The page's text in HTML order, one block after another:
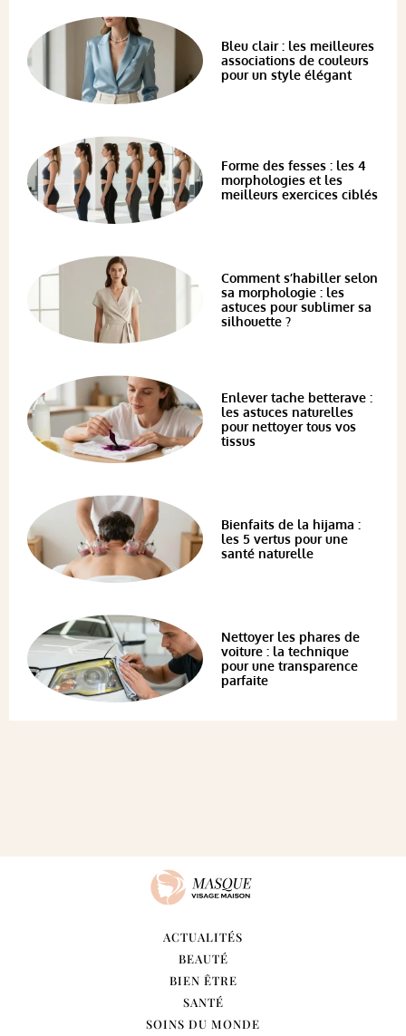
Bleu clair : les meilleures
associations de couleurs
pour un style élégant
Forme des fesses : les 4
morphologies et les
meilleurs exercices ciblés
Comment s’habiller selon
sa morphologie : les
astuces pour sublimer sa
silhouette ?
Enlever tache betterave :
les astuces naturelles
pour nettoyer tous vos
tissus
Bienfaits de la hijama :
les 5 vertus pour une
santé naturelle
Nettoyer les phares de
voiture : la technique
pour une transparence
parfaite
ACTUALITÉS
BEAUTÉ
BIEN ÊTRE
SANTÉ
SOINS DU MONDE